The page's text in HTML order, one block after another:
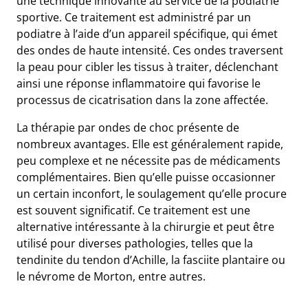
sportive. Ce traitement est administré par un
podiatre à l’aide d’un appareil spécifique, qui émet
des ondes de haute intensité. Ces ondes traversent
la peau pour cibler les tissus à traiter, déclenchant
ainsi une réponse inflammatoire qui favorise le
processus de cicatrisation dans la zone affectée.
La thérapie par ondes de choc présente de
nombreux avantages. Elle est généralement rapide,
peu complexe et ne nécessite pas de médicaments
complémentaires. Bien qu’elle puisse occasionner
un certain inconfort, le soulagement qu’elle procure
est souvent significatif. Ce traitement est une
alternative intéressante à la chirurgie et peut être
utilisé pour diverses pathologies, telles que la
tendinite du tendon d’Achille, la fasciite plantaire ou
le névrome de Morton, entre autres.